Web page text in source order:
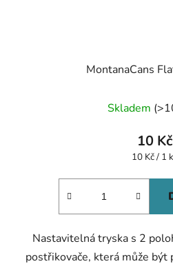
MontanaCans
Skladem
10 Kč
Měrná
10 Kč / 1
Nastavitelná tryska s 2
postřikovače, která může být